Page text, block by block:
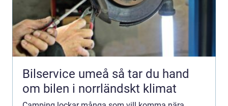
Bilservice umeå så tar du hand
om bilen i norrländskt klimat